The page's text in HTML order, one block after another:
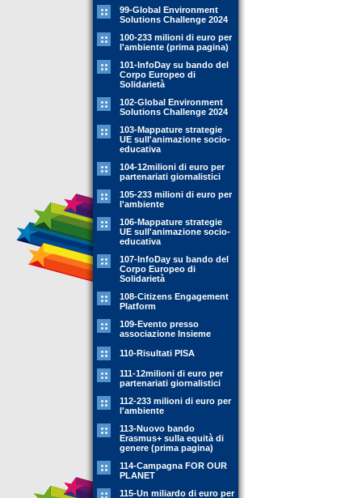
99-Global Environment
Solutions Challenge 2024
100-233 milioni di euro per
l'ambiente (prima pagina)
101-InfoDay su bando del
Corpo Europeo di
Solidarietà
102-Global Environment
Solutions Challenge 2024
103-Mappature strategie
UE sull'animazione socio-
educativa
104-12milioni di euro per
partenariati giornalistici
105-233 milioni di euro per
l'ambiente
106-Mappature strategie
UE sull'animazione socio-
educativa
107-InfoDay su bando del
Corpo Europeo di
Solidarietà
108-Citizens Engagement
Platform
109-Evento presso
associazione Insieme
110-Risultati PISA
111-12milioni di euro per
partenariati giornalistici
112-233 milioni di euro per
l'ambiente
113-Nuovo bando
Erasmus+ sulla equità di
genere (prima pagina)
114-Campagna FOR OUR
PLANET
115-Un miliardo di euro per